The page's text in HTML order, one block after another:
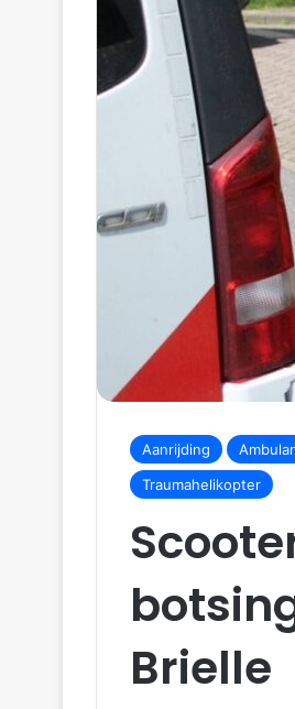
Aanrijding
Traumahelikopter
Brielle